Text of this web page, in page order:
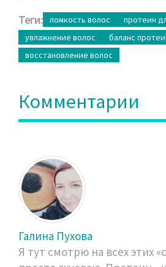
Теги: ломкость волос
протеин
увлажнение волос
баланс
восстановление волос
Комментарии
Галина Пухова
Я тут смотрю на всех этих